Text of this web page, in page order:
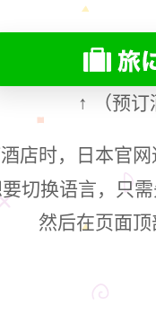
↑ （预
店时，日本官
切换语言，只需
然后在页面顶